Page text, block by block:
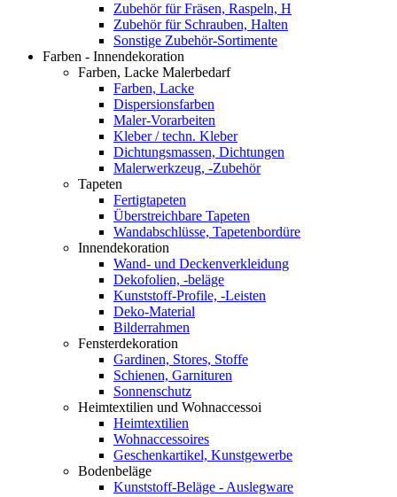
Zubehör für Fräsen, Raspeln, H
Zubehör für Schrauben, Halten
Sonstige Zubehör-Sortimente
Farben - Innendekoration
Farben, Lacke Malerbedarf
Farben, Lacke
Dispersionsfarben
Maler-Vorarbeiten
Kleber / techn. Kleber
Dichtungsmassen, Dichtungen
Malerwerkzeug, -Zubehör
Tapeten
Fertigtapeten
Überstreichbare Tapeten
Wandabschlüsse, Tapetenbordüre
Innendekoration
Wand- und Deckenverkleidung
Dekofolien, -beläge
Kunststoff-Profile, -Leisten
Deko-Material
Bilderrahmen
Fensterdekoration
Gardinen, Stores, Stoffe
Schienen, Garnituren
Sonnenschutz
Heimtextilien und Wohnaccessoi
Heimtextilien
Wohnaccessoires
Geschenkartikel, Kunstgewerbe
Bodenbeläge
Kunststoff-Beläge - Auslegware